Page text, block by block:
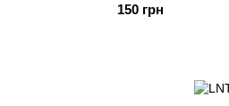
150 грн